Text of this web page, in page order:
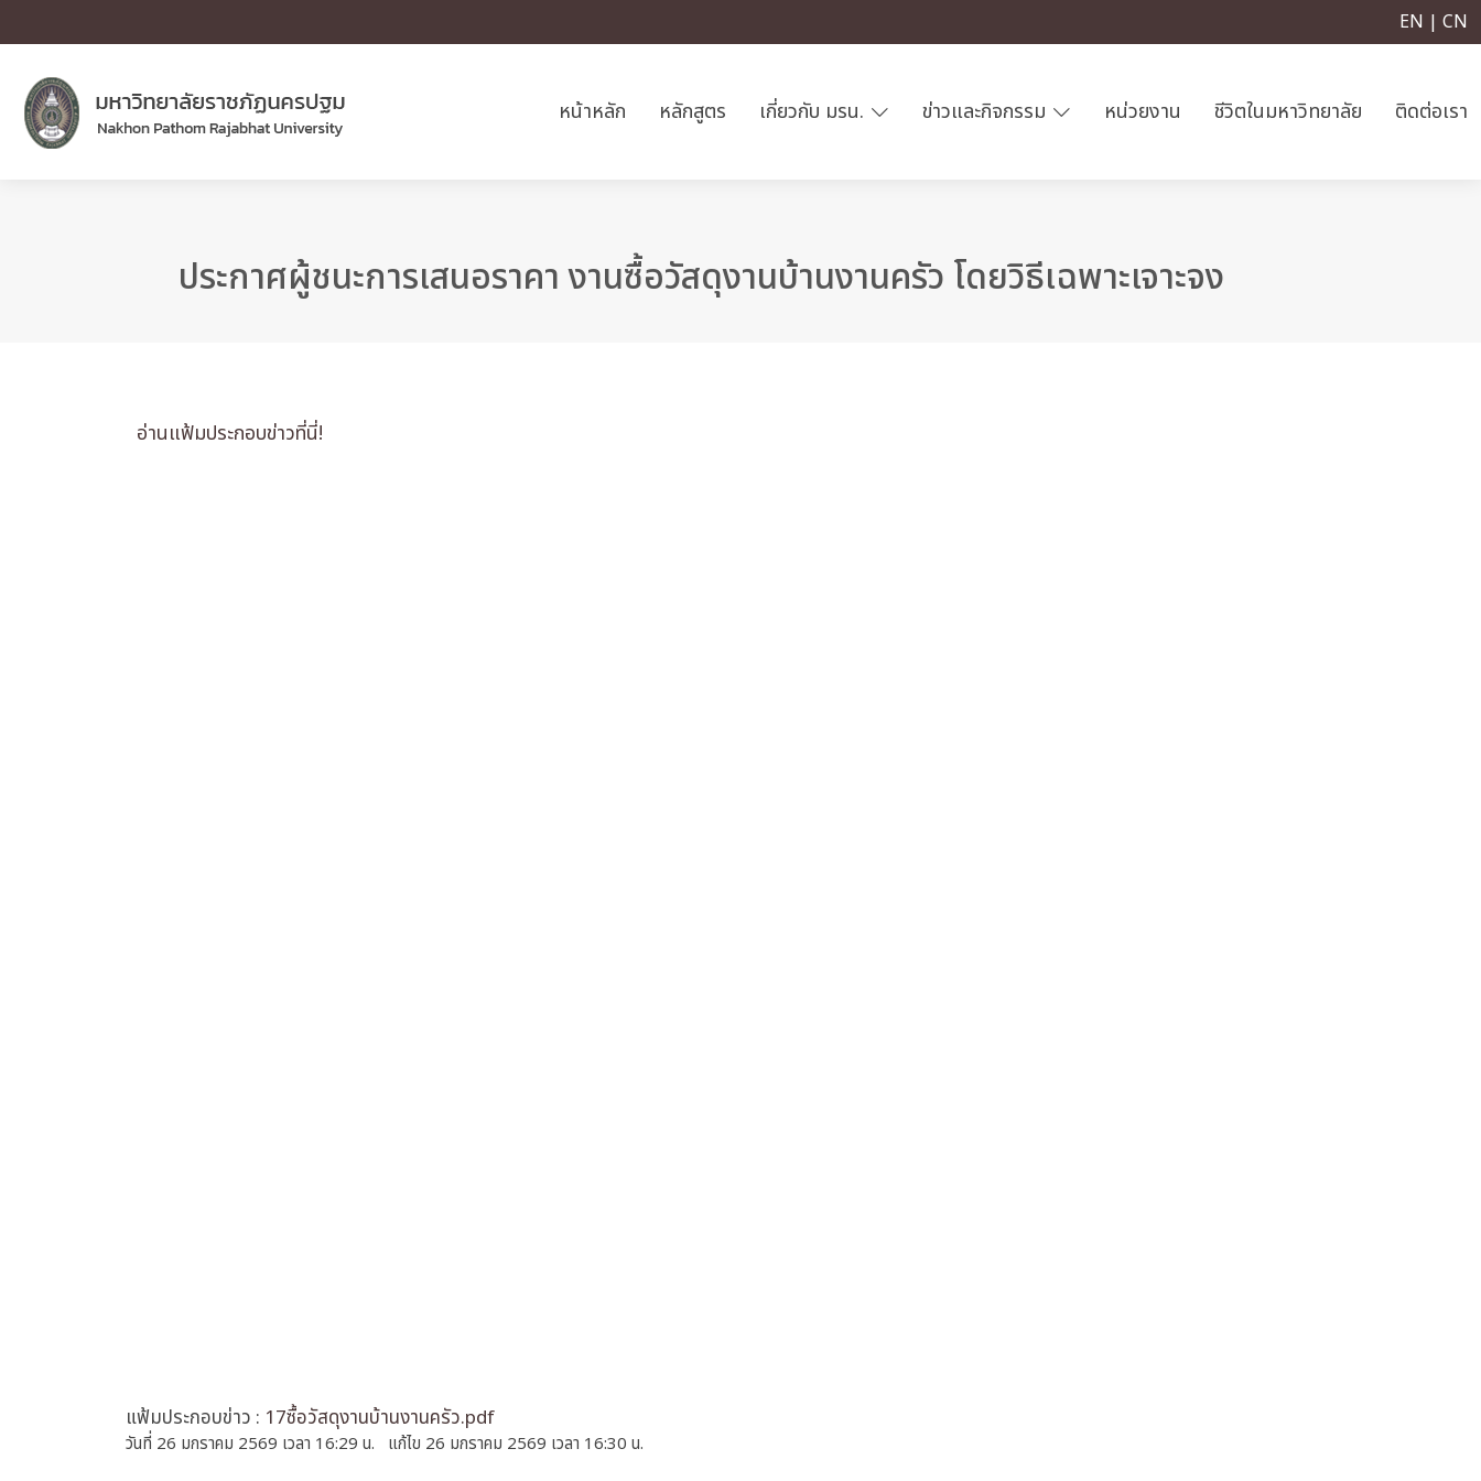
EN | CN
หน้าหลัก หลักสูตร เกี่ยวกับ มรน. ข่าวและกิจกรรม หน่วยงาน ชีวิตในมหาวิทยาลัย ติดต่อเรา
ประกาศผู้ชนะการเสนอราคา งานซื้อวัสดุงานบ้านงานครัว โดยวิธีเฉพาะเจาะจง
อ่านแฟ้มประกอบข่าวที่นี่!
แฟ้มประกอบข่าว : 17ซื้อวัสดุงานบ้านงานครัว.pdf
วันที่ 26 มกราคม 2569 เวลา 16:29 น. แก้ไข 26 มกราคม 2569 เวลา 16:30 น.